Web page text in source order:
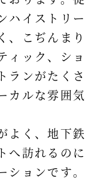
ハイストリー
、こぢんまり
ィック、ショ
ランがたくさ
カルな雰囲気
よく、地下鉄
へ訪れるのに
ョンです。